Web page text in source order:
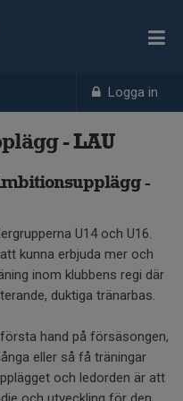
Logga in
- LAU
-
U14 och U16.
kunna erbjuda mer och
inom klubbens regi där
duktiga tränarbas.
hand på försäsongen,
eller så få träningar
och ledorden är att